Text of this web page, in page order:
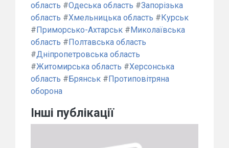
область #Одеська область #Запорізька
область #Хмельницька область #Курськ
#Приморсько-Ахтарськ #Миколаївська
область #Полтавська область
#Дніпропетровська область
#Житомирська область #Херсонська
область #Брянськ #Протиповітряна
оборона
Інші публікації